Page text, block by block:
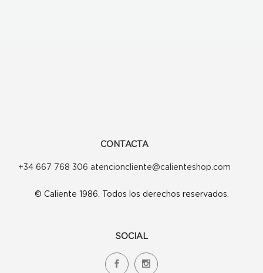
CONTACTA
+34 667 768 306 atencioncliente@calienteshop.com
© Caliente 1986. Todos los derechos reservados.
SOCIAL